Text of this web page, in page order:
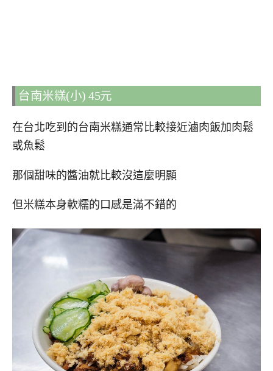
台南米糕(小) 45元
在台北吃到的台南米糕通常比較接近滷肉飯加肉鬆
或魚鬆
那個甜味的醬油就比較沒這麼明顯
但米糕本身軟糯的口感是滿不錯的